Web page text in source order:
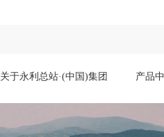
关于永利总站·(中国)集团 产品